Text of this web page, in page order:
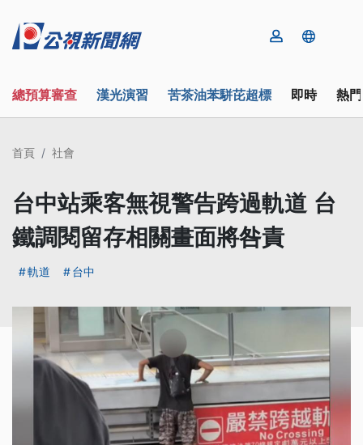
總預算審查 漢光演習 苦茶油苯駢芘超標 即時 熱
首頁 社會
台中站乘客無視警告跨過軌道 台
鐵調閱留存相關畫面將咎責
軌道 台中